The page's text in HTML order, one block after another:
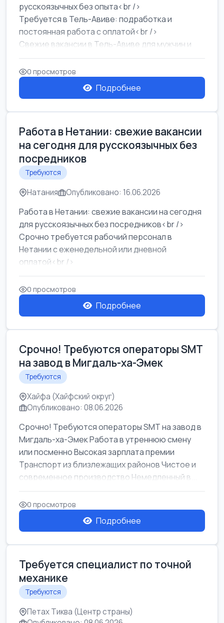
русскоязычных без опыта<br />
Требуется в Тель-Авиве: подработка и
постоянная работа с оплатой<br />
Свежие вакансии в Тель-Авиве для мужчин и
женщин от хозя...
0 просмотров
Подробнее
Работа в Нетании: свежие вакансии
на сегодня для русскоязычных без
посредников
Требуются
Натания Опубликовано: 16.06.2026
Работа в Нетании: свежие вакансии на сегодня
для русскоязычных без посредников<br />
Срочно требуется рабочий персонал в
Нетании с еженедельной или дневной
оплатой<br />
Свежие вакансии в Нетании дл...
0 просмотров
Подробнее
Срочно! Требуются операторы SMT
на завод в Мигдаль-ха-Эмек
Требуются
Хайфа (Хайфский округ)
Опубликовано: 08.06.2026
Срочно! Требуются операторы SMT на завод в
Мигдаль-ха-Эмек Работа в утреннюю смену
или посменно Высокая зарплата премии
Транспорт из близлежащих районов Чистое и
современное производство Немедленный в...
0 просмотров
Подробнее
Требуется специалист по точной
механике
Требуются
Петах Тиква (Центр страны)